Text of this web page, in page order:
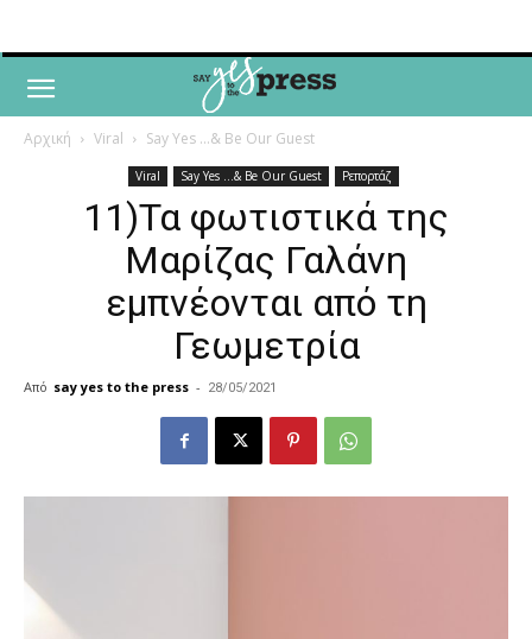
Αρχική Viral Say Yes ...& Be Our Guest
Viral Say Yes ...& Be Our Guest Ρεπορτάζ
11)Τα φωτιστικά της
Μαρίζας Γαλάνη
εμπνέονται από τη
Γεωμετρία
Από say yes to the press - 28/05/2021